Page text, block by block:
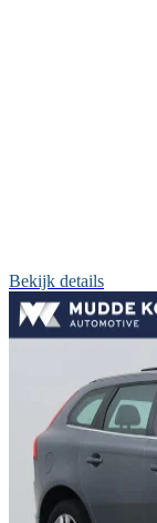
Bekijk details